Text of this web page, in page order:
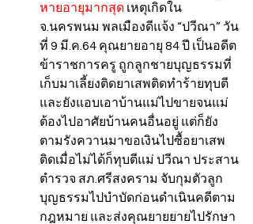
หายอายุมากสุด เหตุเกิดใน
จ.นครพนม พลเมืองดีแจ้ง “ปวีณา” วัน
ที่ 9 มี.ค.64 คุณยายอายุ 84 ปี เป็นอดีต
ข้าราชการครู ถูกลูกชายบุญธรรมที่
เก็บมาเลี้ยงติดยาเสพติดทำร้ายทุบตี
และยังแอบเอาบ้านแม่ไปขายจนแม่
ต้องไปอาศัยบ้านคนอื่นอยู่ แต่ก็ยัง
ตามรังควานมาขอเงินไปซื้อยาเสพ
ติดเมื่อไม่ได้ก็ทุบตีแม่ ปวีณา ประสาน
ตำรวจ สภ.ศรีสงคราม จับกุมตัวลูก
บุญธรรมไปบำบัดก่อนดำเนินคดีตาม
กฎหมาย และส่งคุณยายยายไปรักษา